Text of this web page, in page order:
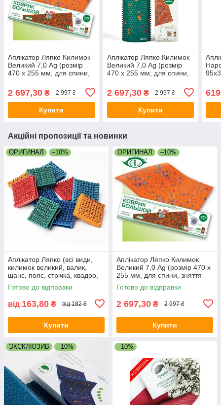
Аплікатор Ляпко Килимок
Великий 7,0 Ag (розмір
470 х 255 мм, для спини,
остеохондроз,
защемлення)
2 697,30 ₴ 2 997 ₴
Купити
Аплікатор Ляпко Килимок
Великий 7,0 Ag (розмір
470 х 255 мм, для спини,
голова)
2 697,30₴ 2 997 ₴
Купити
Акційні пропозиції та новинки
ОРИГИНАЛ –10%
Аплікатор Ляпко (всі види,
килимок великий, валик,
шанс, пояс, стрічка, квадро,
устілки)
Готово до відправки
від 163,80 ₴ від 182 ₴
Купити
ОРИГИНАЛ –10%
Аплікатор Ляпко Килимок
Великий 7,0 Ag (розмір 470 х
255 мм, для спини, зняття
болю, остеохондроз,
защемлення)
Готово до відправки
2 697,30 ₴ 2 997 ₴
Купити
ЭКСКЛЮЗИВ –10% –10%